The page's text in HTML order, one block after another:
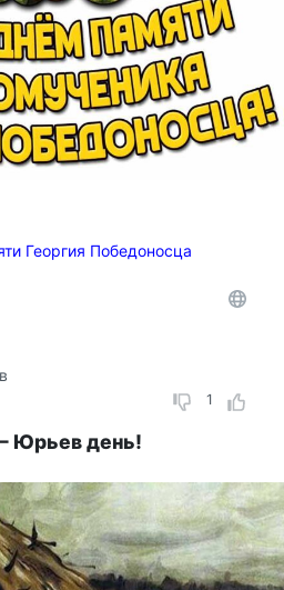
Георгия Победоносца
1
Юрьев день!